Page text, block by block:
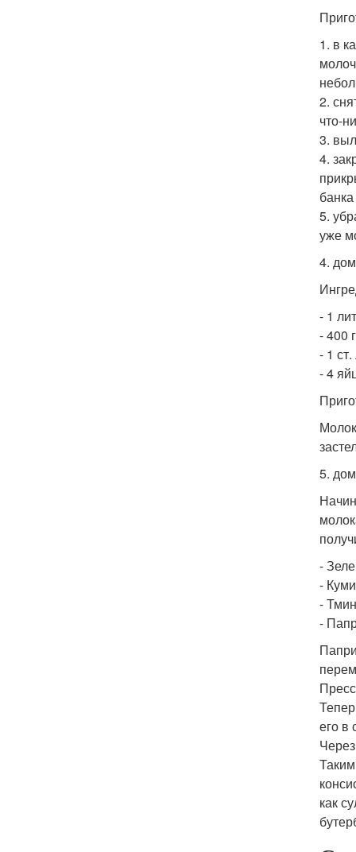
1. в
2.
что-
3.
4.
5.
уже
4.
- 1
- 400
- 1
- 4
5.
-
-
-
-
его в
как